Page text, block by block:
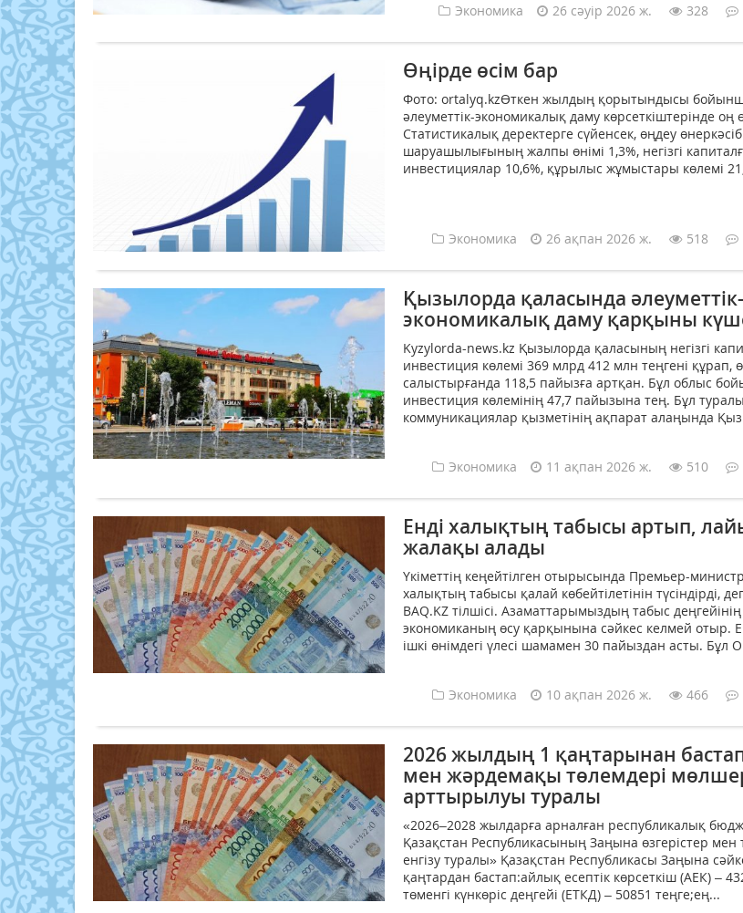
Экономика 26 сәуір 2026 ж. 328
Өңірде өсім бар
Фото: ortalyq.kzӨткен жылдың қорытындысы
әлеуметтік-экономикалық даму көрсеткіштерінде оң
Статистикалық деректерге сүйенсек, өңдеу
шаруашылығының жалпы өнімі 1,3%, негізгі
инвестициялар 10,6%, құрылыс жұмыстары көлемі
Экономика 26 ақпан 2026 ж. 518
Қызылорда қаласында әлеуметтік-
экономикалық даму қарқыны
Kyzylorda-news.kz Қызылорда қаласының негізгі
инвестиция көлемі 369 млрд 412 млн теңгені құрап,
салыстырғанда 118,5 пайызға артқан. Бұл облыс
инвестиция көлемінің 47,7 пайызына тең. Бұл
коммуникациялар қызметінің ақпарат алаңында
Экономика 11 ақпан 2026 ж. 510
Енді халықтың табысы артып,
жалақы алады
Үкіметтің кеңейтілген отырысында Премьер-
халықтың табысы қалай көбейтілетінін түсіндірді,
BAQ.KZ тілшісі. Азаматтарымыздың табыс
экономиканың өсу қарқынына сәйкес келмей отыр.
ішкі өнімдегі үлесі шамамен 30 пайыздан асты. Бұл
Экономика 10 ақпан 2026 ж. 466
2026 жылдың 1 қаңтарынан
мен жәрдемақы төлемдері
арттырылуы туралы
«2026–2028 жылдарға арналған республикалық
Қазақстан Республикасының Заңына өзгерістер
енгізу туралы» Қазақстан Республикасы Заңына
қаңтардан бастап:айлық есептік көрсеткіш (АЕК)
төменгі күнкөріс деңгейі (ЕТКД) – 50851 теңге;ең...